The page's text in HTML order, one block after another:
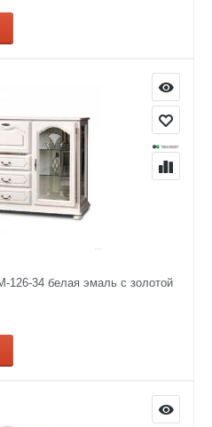
34 белая эмаль с золотой